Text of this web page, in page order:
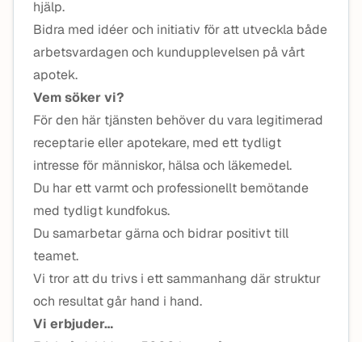
hjälp.
Bidra med idéer och initiativ för att utveckla både
arbetsvardagen och kundupplevelsen på vårt
apotek.
Vem söker vi?
För den här tjänsten behöver du vara legitimerad
receptarie eller apotekare, med ett tydligt
intresse för människor, hälsa och läkemedel.
Du har ett varmt och professionellt bemötande
med tydligt kundfokus.
Du samarbetar gärna och bidrar positivt till
teamet.
Vi tror att du trivs i ett sammanhang där struktur
och resultat går hand i hand.
Vi erbjuder…